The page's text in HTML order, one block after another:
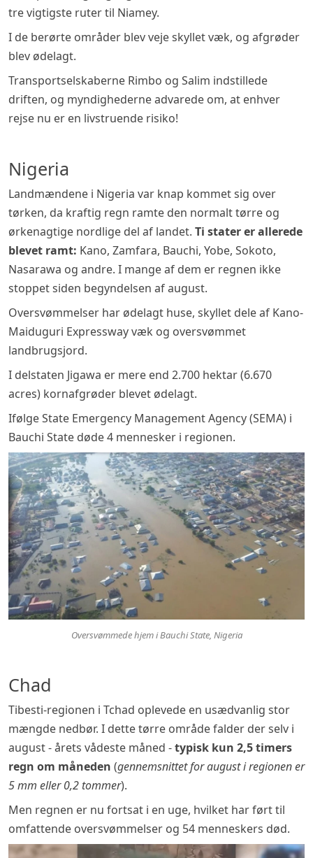
tre vigtigste ruter til Niamey.
I de berørte områder blev veje skyllet væk, og afgrøder
blev ødelagt.
Transportselskaberne Rimbo og Salim indstillede
driften, og myndighederne advarede om, at enhver
rejse nu er en livstruende risiko!
Nigeria
Landmændene i Nigeria var knap kommet sig over
tørken, da kraftig regn ramte den normalt tørre og
ørkenagtige nordlige del af landet. Ti stater er allerede
blevet ramt: Kano, Zamfara, Bauchi, Yobe, Sokoto,
Nasarawa og andre. I mange af dem er regnen ikke
stoppet siden begyndelsen af august.
Oversvømmelser har ødelagt huse, skyllet dele af Kano-
Maiduguri Expressway væk og oversvømmet
landbrugsjord.
I delstaten Jigawa er mere end 2.700 hektar (6.670
acres) kornafgrøder blevet ødelagt.
Ifølge State Emergency Management Agency (SEMA) i
Bauchi State døde 4 mennesker i regionen.
Oversvømmede hjem i Bauchi State, Nigeria
Chad
Tibesti-regionen i Tchad oplevede en usædvanlig stor
mængde nedbør. I dette tørre område falder der selv i
august - årets vådeste måned -typisk kun 2,5 timers
regn om måneden (gennemsnittet for august i regionen er
5 mm eller 0,2 tommer).
Men regnen er nu fortsat i en uge, hvilket har ført til
omfattende oversvømmelser og 54 menneskers død.